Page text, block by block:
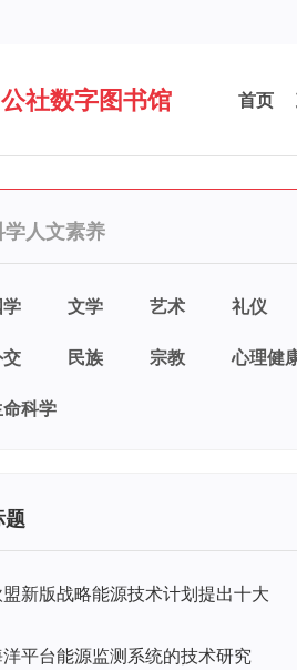
社数字图书馆 首页
学人文素养
文学 艺术 礼仪
民族 宗教 心理健
科学
题
盟新版战略能源技术计划提出十大
平台能源监测系统的技术研究